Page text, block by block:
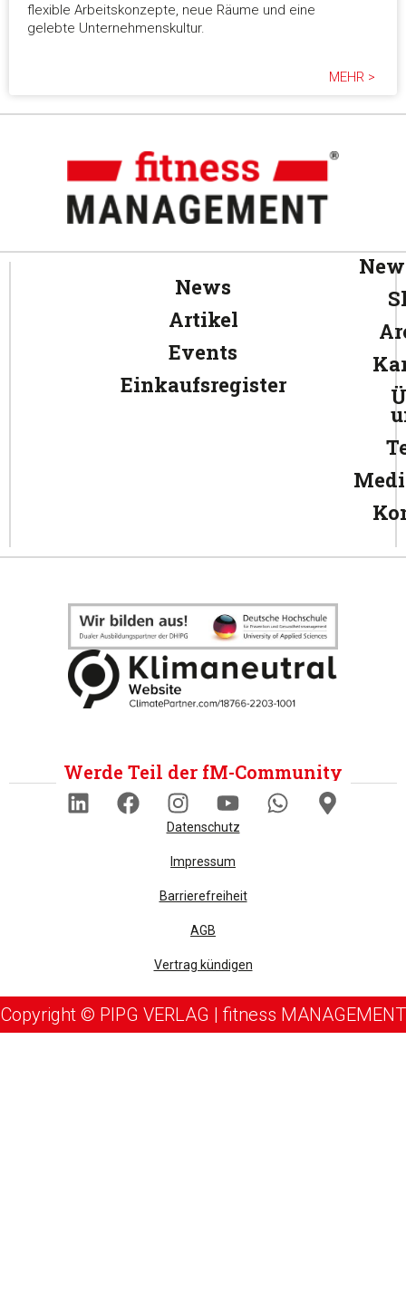
flexible Arbeitskonzepte, neue Räume und eine
gelebte Unternehmenskultur.
MEHR >
News
Artikel
Events
Einkaufsregister
Werde Teil der fM-Community
Datenschutz
Impressum
Barrierefreiheit
AGB
Vertrag kündigen
Copyright © PIPG VERLAG | fitness MANAGEMENT